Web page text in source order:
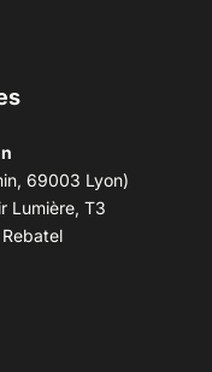
69003 Lyon)
Lumière, T3